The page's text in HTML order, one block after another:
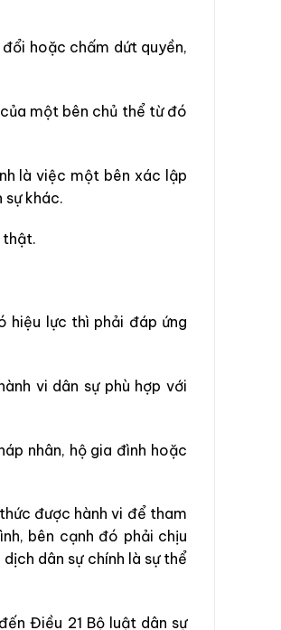
hoặc chấm dứt quyền,
một bên chủ thể từ đó
là việc một bên xác lập
khác.
thật.
hiệu lực thì phải đáp ứng
vi dân sự phù hợp với
nhân, hộ gia đình hoặc
được hành vi để tham
bên cạnh đó phải chịu
dân sự chính là sự thể
Điều 21 Bộ luật dân sự